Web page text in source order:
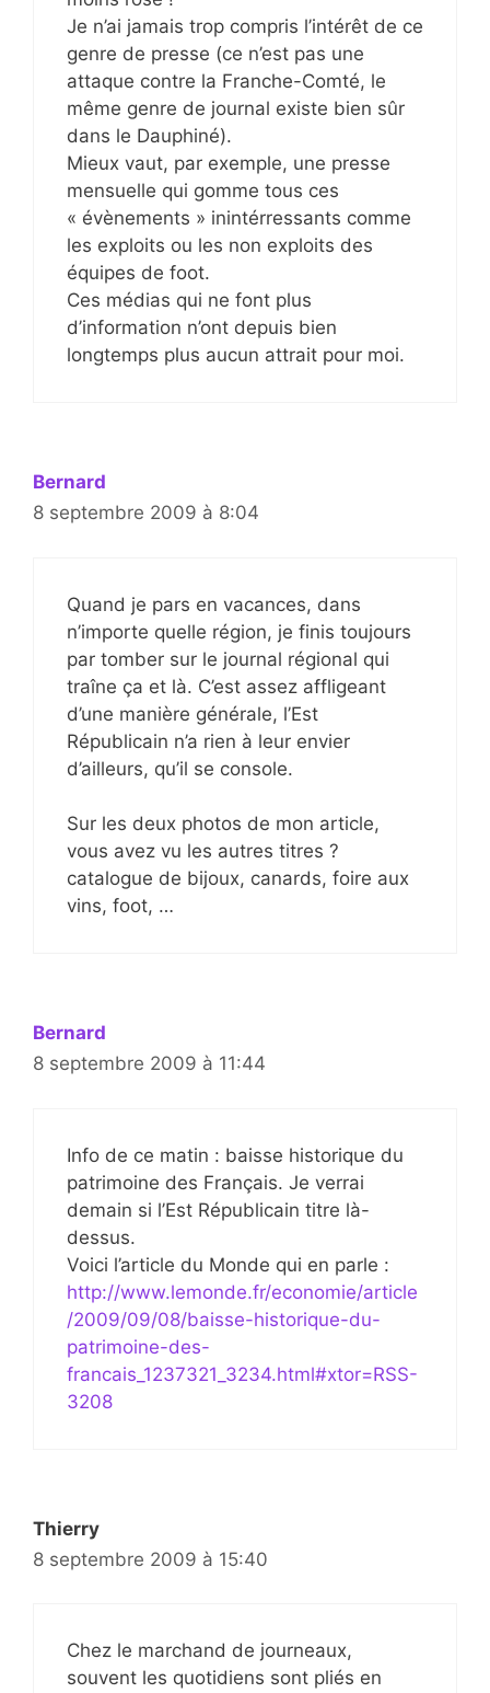
Je n’ai jamais trop compris l’intérêt de ce
genre de presse (ce n’est pas une
attaque contre la Franche-Comté, le
même genre de journal existe bien sûr
dans le Dauphiné).
Mieux vaut, par exemple, une presse
mensuelle qui gomme tous ces
« évènements » inintérressants comme
les exploits ou les non exploits des
équipes de foot.
Ces médias qui ne font plus
d’information n’ont depuis bien
longtemps plus aucun attrait pour moi.
Bernard
8 septembre 2009 à 8:04
Quand je pars en vacances, dans
n’importe quelle région, je finis toujours
par tomber sur le journal régional qui
traîne ça et là. C’est assez affligeant
d’une manière générale, l’Est
Républicain n’a rien à leur envier
d’ailleurs, qu’il se console.
Sur les deux photos de mon article,
vous avez vu les autres titres ?
catalogue de bijoux, canards, foire aux
vins, foot, …
Bernard
8 septembre 2009 à 11:44
Info de ce matin : baisse historique du
patrimoine des Français. Je verrai
demain si l’Est Républicain titre là-
dessus.
Voici l’article du Monde qui en parle :
http://www.lemonde.fr/economie/article
/2009/09/08/baisse-historique-du-
patrimoine-des-
francais_1237321_3234.html#xtor=RSS-
3208
Thierry
8 septembre 2009 à 15:40
Chez le marchand de journeaux,
souvent les quotidiens sont pliés en